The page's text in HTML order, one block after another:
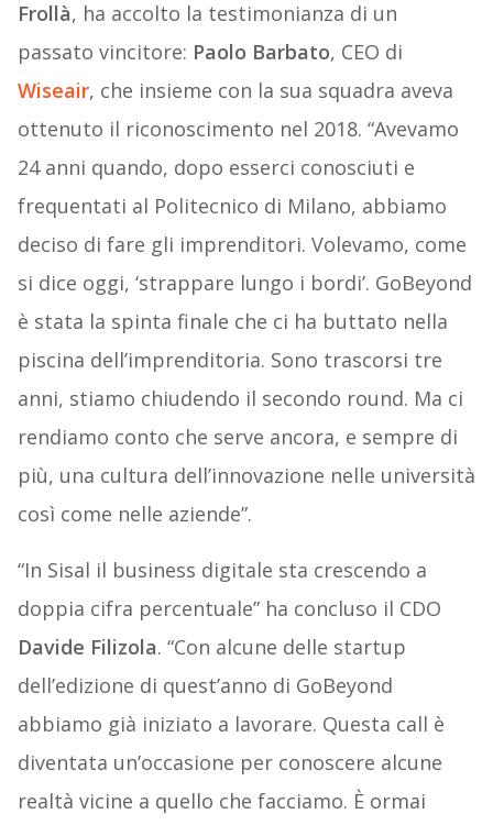
Frollà, ha accolto la testimonianza di un
passato vincitore: Paolo Barbato, CEO di
Wiseair, che insieme con la sua squadra aveva
ottenuto il riconoscimento nel 2018. “Avevamo
24 anni quando, dopo esserci conosciuti e
frequentati al Politecnico di Milano, abbiamo
deciso di fare gli imprenditori. Volevamo, come
si dice oggi, ‘strappare lungo i bordi’. GoBeyond
è stata la spinta finale che ci ha buttato nella
piscina dell’imprenditoria. Sono trascorsi tre
anni, stiamo chiudendo il secondo round. Ma ci
rendiamo conto che serve ancora, e sempre di
più, una cultura dell’innovazione nelle università
così come nelle aziende”.
“In Sisal il business digitale sta crescendo a
doppia cifra percentuale” ha concluso il CDO
Davide Filizola. “Con alcune delle startup
dell’edizione di quest’anno di GoBeyond
abbiamo già iniziato a lavorare. Questa call è
diventata un’occasione per conoscere alcune
realtà vicine a quello che facciamo. È ormai